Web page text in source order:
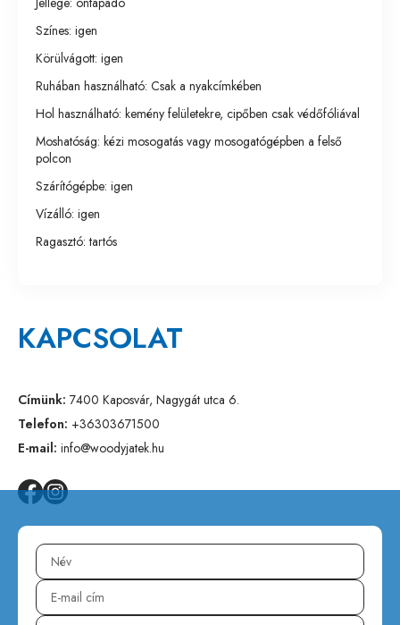
Színes: igen
Körülvágott: igen
Ruhában használható: Csak a nyakcímkében
Hol használható: kemény felületekre, cipőben csak védőfóliával
Moshatóság: kézi mosogatás vagy mosogatógépben a felső
polcon
Szárítógépbe: igen
Vízálló: igen
Ragasztó: tartós
KAPCSOLAT
Címünk: 7400 Kaposvár, Nagygát utca 6.
Telefon: +36303671500
E-mail: info@woodyjatek.hu